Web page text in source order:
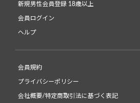
新規男性会員登録 18歳以上
会員ログイン
ヘルプ
会員規約
プライバシーポリシー
会社概要/特定商取引法に基づく表記